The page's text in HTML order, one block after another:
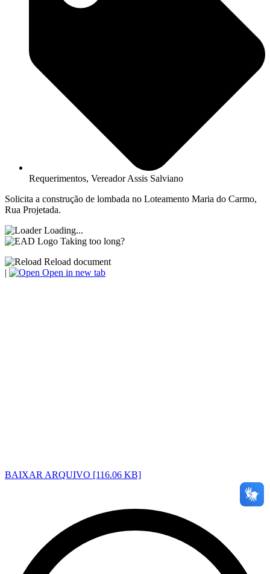
Requerimentos, Vereador Assis Salviano
Solicita a construção de lombada no Loteamento Maria do Carmo,
Rua Projetada.
Loading...
Taking too long?
Reload document
|
Open in new tab
BAIXAR ARQUIVO [116.06 KB]